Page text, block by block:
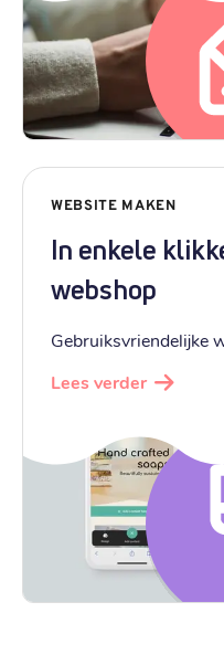
WEBSITE MAKEN
In enkele
webshop
Gebruiksvriendelijke
Lees verder